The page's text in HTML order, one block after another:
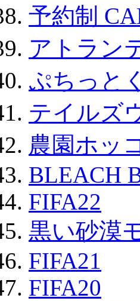
予約制
アトラン
ぷちっと
テイルズ
農園ホッ
BLEACH
FIFA22
黒い砂漠
FIFA21
FIFA20